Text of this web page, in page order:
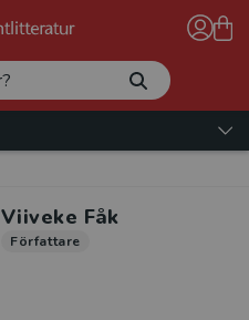
Viiveke Fåk
Författare